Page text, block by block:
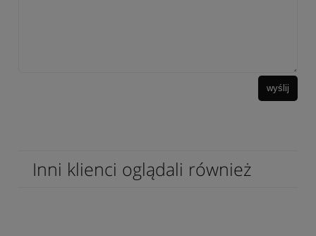
wyślij
Inni klienci oglądali również